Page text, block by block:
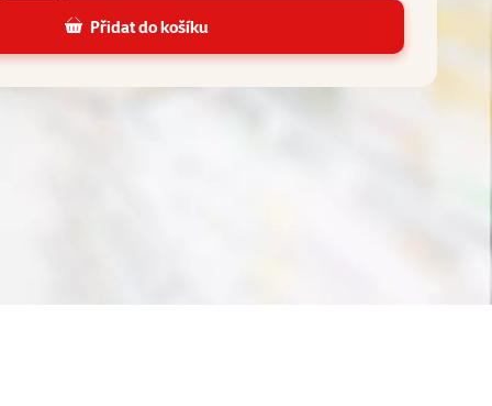
Přidat do košíku